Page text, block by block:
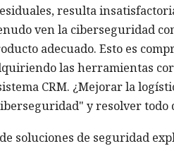
resulta
ven la ciberseguridad
adecuado. Esto es
las herramientas
CRM. ¿Mejorar la
y resolver todo
soluciones de seguridad